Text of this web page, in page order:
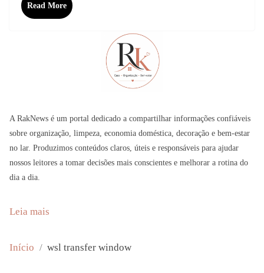
Read More
A RakNews é um portal dedicado a compartilhar informações confiáveis
sobre organização, limpeza, economia doméstica, decoração e bem-estar
no lar. Produzimos conteúdos claros, úteis e responsáveis para ajudar
nossos leitores a tomar decisões mais conscientes e melhorar a rotina do
dia a dia.
Leia mais
x
Início wsl transfer window